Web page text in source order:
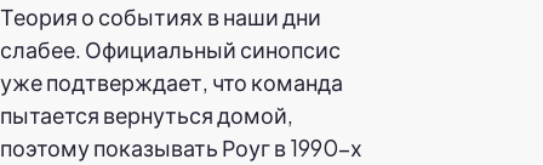
Теория о событиях в наши дни
слабее. Официальный синопсис
уже подтверждает, что команда
пытается вернуться домой,
поэтому показывать Роуг в 1990-х